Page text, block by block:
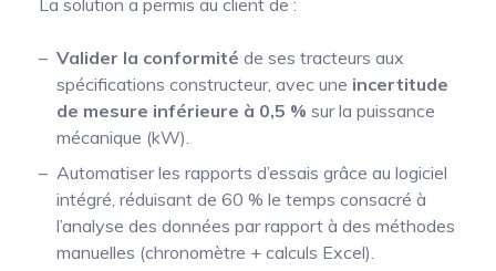
La solution a permis au client de :
Valider la conformité de ses tracteurs aux
spécifications constructeur, avec une incertitude
de mesure inférieure à 0,5 % sur la puissance
mécanique (kW).
Automatiser les rapports d’essais grâce au logiciel
intégré, réduisant de 60 % le temps consacré à
l’analyse des données par rapport à des méthodes
manuelles (chronomètre + calculs Excel).